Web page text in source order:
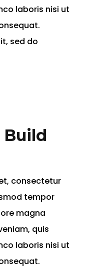
laboris nisi ut
sed do
Build
consectetur
tempor
magna
quis
laboris nisi ut